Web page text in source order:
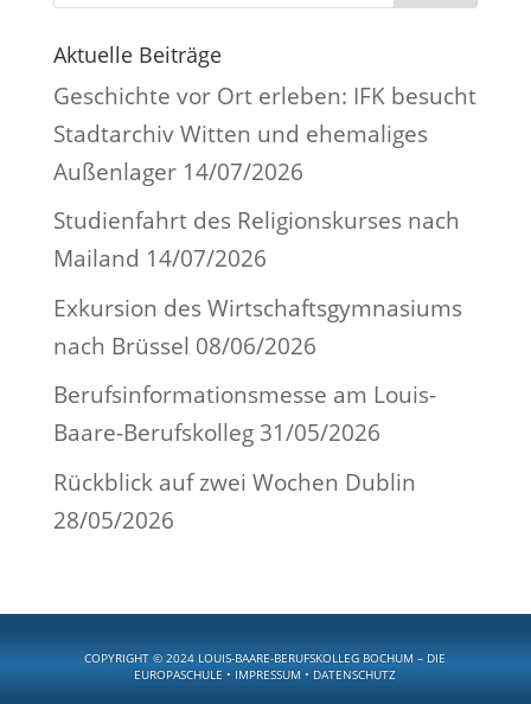
Aktuelle Beiträge
Geschichte vor Ort erleben: IFK besucht
Stadtarchiv Witten und ehemaliges
Außenlager 14/07/2026
Studienfahrt des Religionskurses nach
Mailand 14/07/2026
Exkursion des Wirtschaftsgymnasiums
nach Brüssel 08/06/2026
Berufsinformationsmesse am Louis-
Baare-Berufskolleg 31/05/2026
Rückblick auf zwei Wochen Dublin
28/05/2026
COPYRIGHT © 2024 LOUIS-BAARE-BERUFSKOLLEG BOCHUM – DIE
EUROPASCHULE • IMPRESSUM • DATENSCHUTZ